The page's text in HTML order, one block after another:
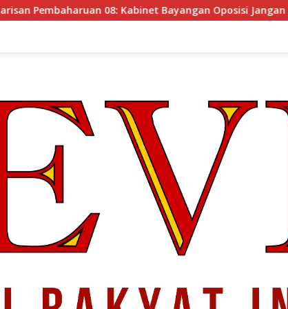
08: Kabinet Bayangan Oposisi Jangan Ganggu